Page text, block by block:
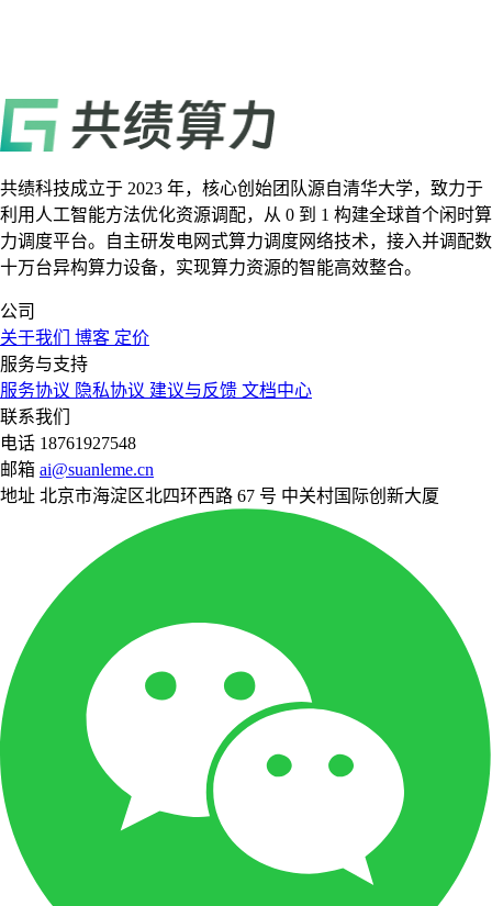
共绩科技成立于 2023 年，核心创始团队源自清华大学，致力于
利用人工智能方法优化资源调配，从 0 到 1 构建全球首个闲时算
力调度平台。自主研发电网式算力调度网络技术，接入并调配数
十万台异构算力设备，实现算力资源的智能高效整合。
公司
关于我们 博客 定价
服务与支持
服务协议 隐私协议 建议与反馈 文档中心
联系我们
电话 18761927548
邮箱 ai@suanleme.cn
地址 北京市海淀区北四环西路 67 号 中关村国际创新大厦